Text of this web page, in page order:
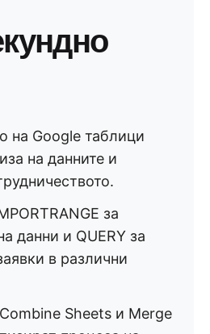
на Google таблици
на данните и
за
данни и QUERY за
в различни
Sheets и Merge